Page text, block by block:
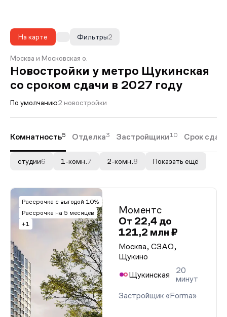
На карте 2
Фильтры
Москва и Московская о.
Новостройки у метро Щукинская
со сроком сдачи в 2027 году
По умолчанию2 новостройки
Комнатность5 Отделка3 Застройщики10 Срок
студии6 1-комн. 7 2-комн. 8 Показать ещё
Рассрочка с выгодой 10%
Рассрочка на 5 месяцев
+1
Моментс
От 22,4 до
121,2 млн ₽
Москва, СЗАО,
Щукино
Щукинская
20
минут
Застройщик «Forma»